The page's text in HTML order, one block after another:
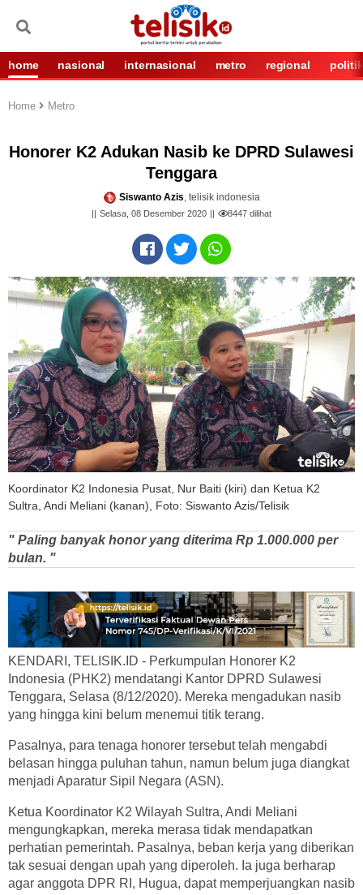
home nasional internasional metro regional politik
Home Metro
Honorer K2 Adukan Nasib ke DPRD Sulawesi
Tenggara
Siswanto Azis, telisik indonesia
Selasa, 08 Desember 2020 8447 dilihat
Koordinator K2 Indonesia Pusat, Nur Baiti (kiri) dan Ketua K2
Sultra, Andi Meliani (kanan), Foto: Siswanto Azis/Telisik
" Paling banyak honor yang diterima Rp 1.000.000 per
bulan. "
KENDARI, TELISIK.ID - Perkumpulan Honorer K2
Indonesia (PHK2) mendatangi Kantor DPRD Sulawesi
Tenggara, Selasa (8/12/2020). Mereka mengadukan nasib
yang hingga kini belum menemui titik terang.
Pasalnya, para tenaga honorer tersebut telah mengabdi
belasan hingga puluhan tahun, namun belum juga diangkat
menjadi Aparatur Sipil Negara (ASN).
Ketua Koordinator K2 Wilayah Sultra, Andi Meliani
mengungkapkan, mereka merasa tidak mendapatkan
perhatian pemerintah. Pasalnya, beban kerja yang diberikan
tak sesuai dengan upah yang diperoleh. Ia juga berharap
agar anggota DPR RI, Hugua, dapat memperjuangkan nasib